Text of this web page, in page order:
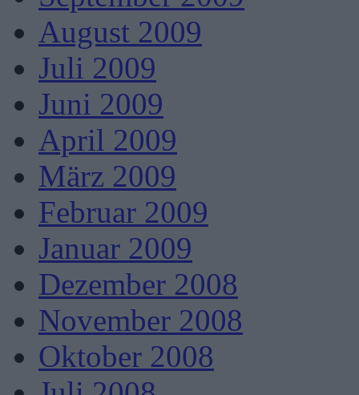
August 2009
Juli 2009
Juni 2009
April 2009
März 2009
Februar 2009
Januar 2009
Dezember 2008
November 2008
Oktober 2008